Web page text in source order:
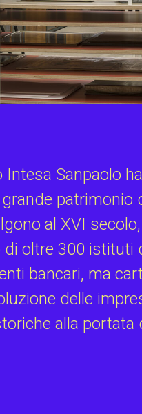
Intesa Sanpaolo
patrimonio
al XVI
di oltre 300 istituti
bancari, ma
delle
alla portata